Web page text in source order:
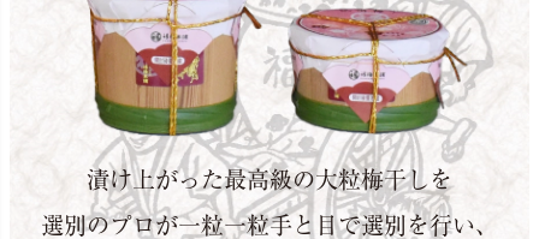
漬け上がった最高級の大粒梅干しを
選別のプロが一粒一粒手と目で選別を行い、